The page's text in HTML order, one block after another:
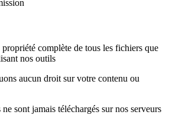
complète de tous les fichiers que
nos outils
aucun droit sur votre contenu ou
sont jamais téléchargés sur nos serveurs